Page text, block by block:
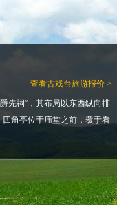
查看古戏台旅游报价 >
先祠”，其布局以东西纵向排
角亭位于庙堂之前，覆于看